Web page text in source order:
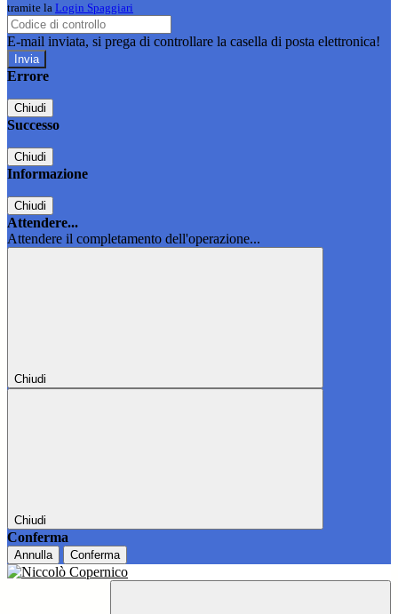
tramite la Login Spaggiari
E-mail inviata, si prega di controllare la casella di posta elettronica!
Errore
Chiudi
Successo
Chiudi
Informazione
Chiudi
Attendere...
Attendere il completamento dell'operazione...
Chiudi
Chiudi
Conferma
Annulla Conferma